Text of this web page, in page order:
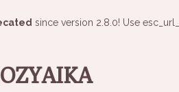
since version 2.8.0! Use